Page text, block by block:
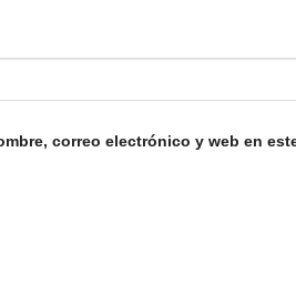
correo electrónico y web en